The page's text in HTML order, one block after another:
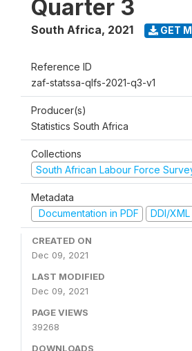
Quarter 3
South Africa, 2021 GET
Reference ID
zaf-statssa-qlfs-2021-q3-v1
Producer(s)
Statistics South Africa
Collections
South African Labour Force
Metadata
Documentation in PDF
DDI/XML
CREATED ON
Dec 09, 2021
LAST MODIFIED
Dec 09, 2021
PAGE VIEWS
39268
DOWNLOADS